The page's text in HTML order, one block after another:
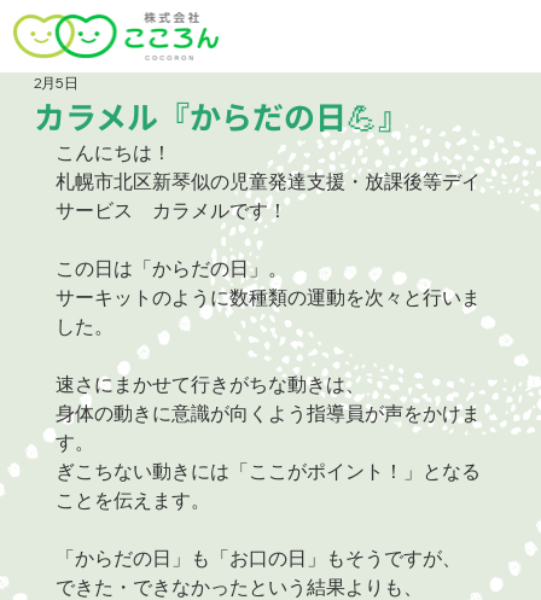
カラメル『からだの日💪』
2月5日
こんにちは！
札幌市北区新琴似の児童発達支援・放課後等デイ
サービス　カラメルです！
この日は「からだの日」。
サーキットのように数種類の運動を次々と行いま
した。
速さにまかせて行きがちな動きは、
身体の動きに意識が向くよう指導員が声をかけま
す。
ぎこちない動きには「ここがポイント！」となる
ことを伝えます。
「からだの日」も「お口の日」もそうですが、
できた・できなかったという結果よりも、